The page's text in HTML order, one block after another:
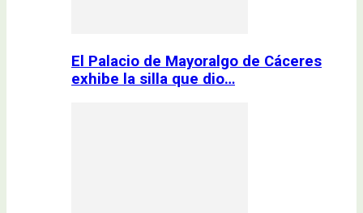
El Palacio de Mayoralgo de Cáceres
exhibe la silla que dio…